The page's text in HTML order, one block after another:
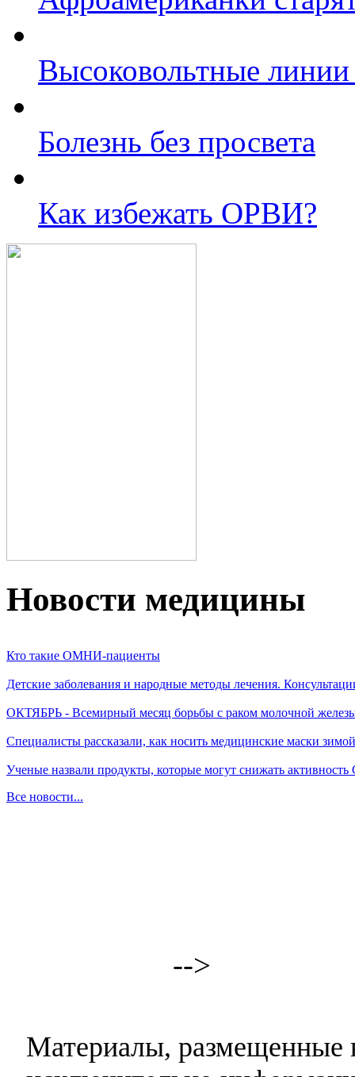
Высоковольтные линии
Болезнь без просвета
Как избежать ОРВИ?
Новости медицины
Кто такие ОМНИ-пациенты
Детские заболевания и народные методы лечения.
ОКТЯБРЬ - Всемирный месяц борьбы с раком молочной
Специалисты рассказали, как носить медицинские маски зимой
Ученые назвали продукты, которые могут снижать
Все новости...
-->
Материалы, размещенные